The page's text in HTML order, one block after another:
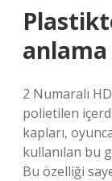
2 Numaralı
polietilen
kapları,
kullanılan bu
Bu özelliği